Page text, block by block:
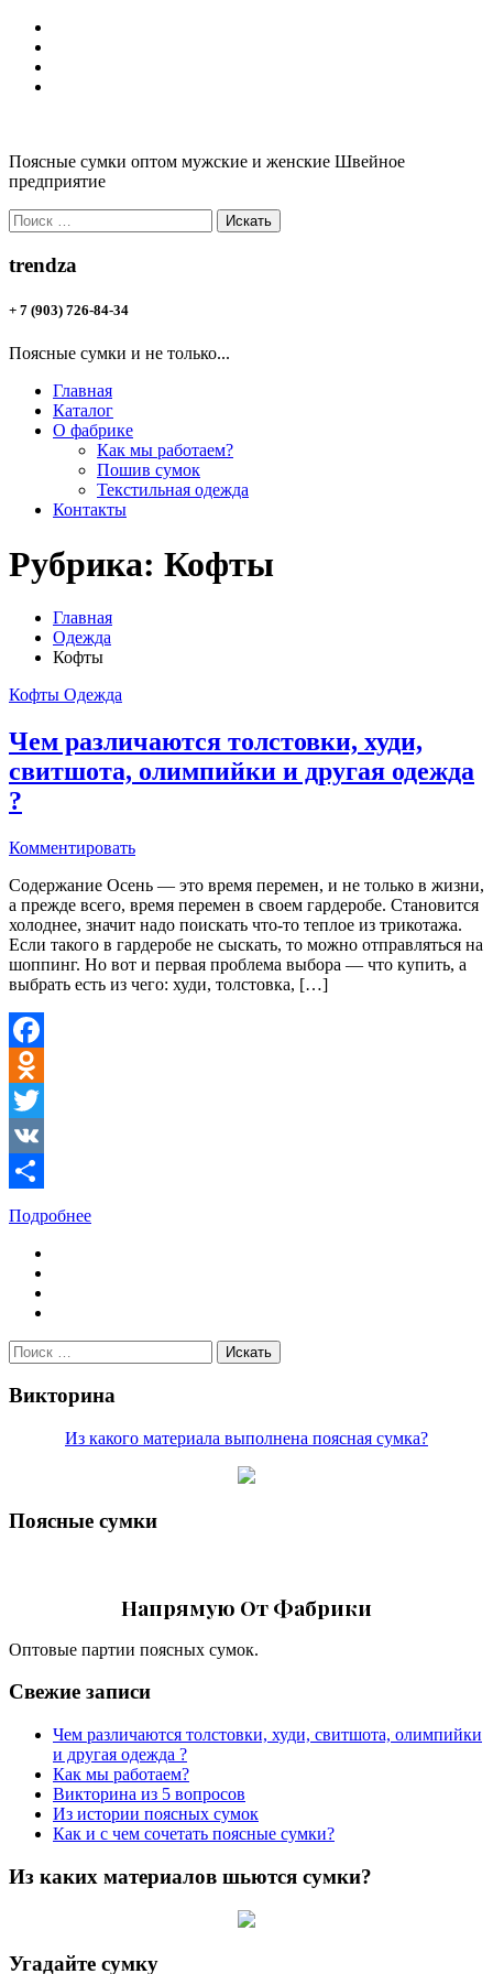
Перейти
содержанию
Поясные сумки оптом мужские и женские Швейное
предприятие
Поиск
для:
trendza
+ 7 (903) 726-84-34
Поясные сумки и не только...
Главная
Каталог
О фабрике
Как мы работаем?
Пошив сумок
Текстильная одежда
Контакты
Рубрика: Кофты
Главная
Одежда
Кофты
Кофты Одежда
Чем различаются толстовки, худи,
свитшота, олимпийки и другая одежда
?
Комментировать
Содержание Осень — это время перемен, и не только в жизни,
а прежде всего, время перемен в своем гардеробе. Становится
холоднее, значит надо поискать что-то теплое из трикотажа.
Если такого в гардеробе не сыскать, то можно отправляться на
шоппинг. Но вот и первая проблема выбора — что купить, а
выбрать есть из чего: худи, толстовка, […]
Facebook
Odnoklassniki
Twitter
VK
Отправить
Подробнее
Поиск
для:
Викторина
Из какого материала выполнена поясная сумка?
Поясные сумки
Напрямую От Фабрики
Оптовые партии поясных сумок.
Свежие записи
Чем различаются толстовки, худи, свитшота, олимпийки
и другая одежда ?
Как мы работаем?
Викторина из 5 вопросов
Из истории поясных сумок
Как и с чем сочетать поясные сумки?
Из каких материалов шьются сумки?
Угадайте сумку